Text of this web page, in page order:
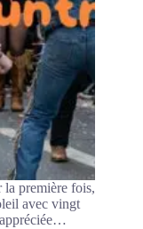
première fois,
avec vingt
appréciée…